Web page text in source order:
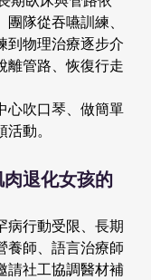
隊從吞嚥訓練、
到物理治療逐步介
離管路、恢復行走
心吹口琴、做簡單
動。
退化女孩的
病行動受限、長期
養師、語言治療師
請社工協調醫材補